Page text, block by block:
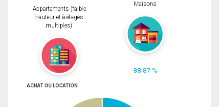
Appartements (faible
hauteur et à étages
multiples)
Maisons
88.87 %
ACHAT OU LOCATION